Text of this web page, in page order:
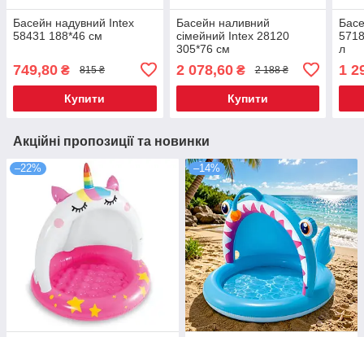
Басейн надувний Intex
58431 188*46 см
749,80 ₴ 815 ₴
Купити
Басейн наливний
сімейний Intex 28120
305*76 см
2 078,60₴ 2 188 ₴
Купити
л
1
Акційні пропозиції та новинки
–22% –14%